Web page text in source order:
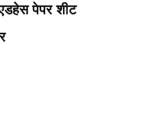
पेपर शीट